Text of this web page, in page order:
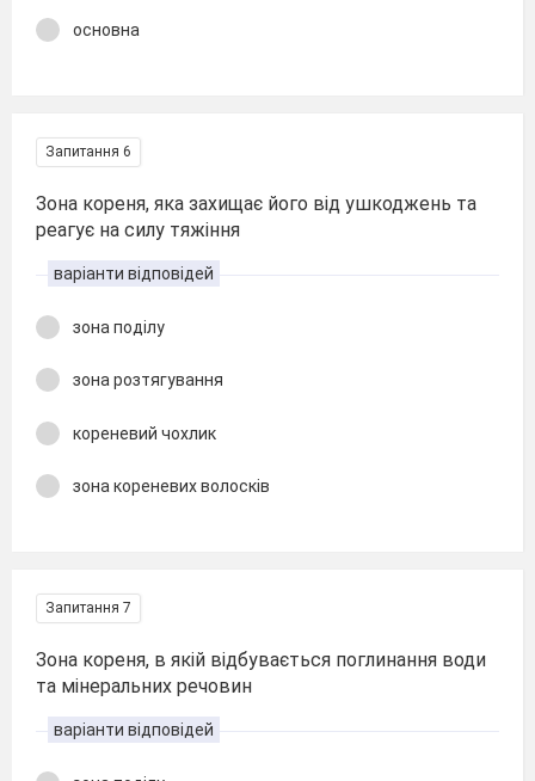
основна
Запитання 6
Зона кореня, яка захищає його від ушкоджень та
реагує на силу тяжіння
варіанти відповідей
зона поділу
зона розтягування
кореневий чохлик
зона кореневих волосків
Запитання 7
Зона кореня, в якій відбувається поглинання води
та мінеральних речовин
варіанти відповідей